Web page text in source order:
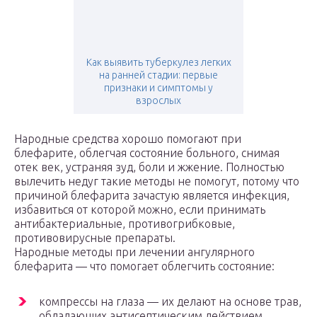
Как выявить туберкулез легких
на ранней стадии: первые
признаки и симптомы у
взрослых
Народные средства хорошо помогают при
блефарите, облегчая состояние больного, снимая
отек век, устраняя зуд, боли и жжение. Полностью
вылечить недуг такие методы не помогут, потому что
причиной блефарита зачастую является инфекция,
избавиться от которой можно, если принимать
антибактериальные, противогрибковые,
противовирусные препараты.
Народные методы при лечении ангулярного
блефарита — что помогает облегчить состояние:
компрессы на глаза — их делают на основе трав,